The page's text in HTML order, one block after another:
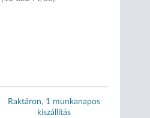
Raktáron, 1 munkanapos
kiszállítás